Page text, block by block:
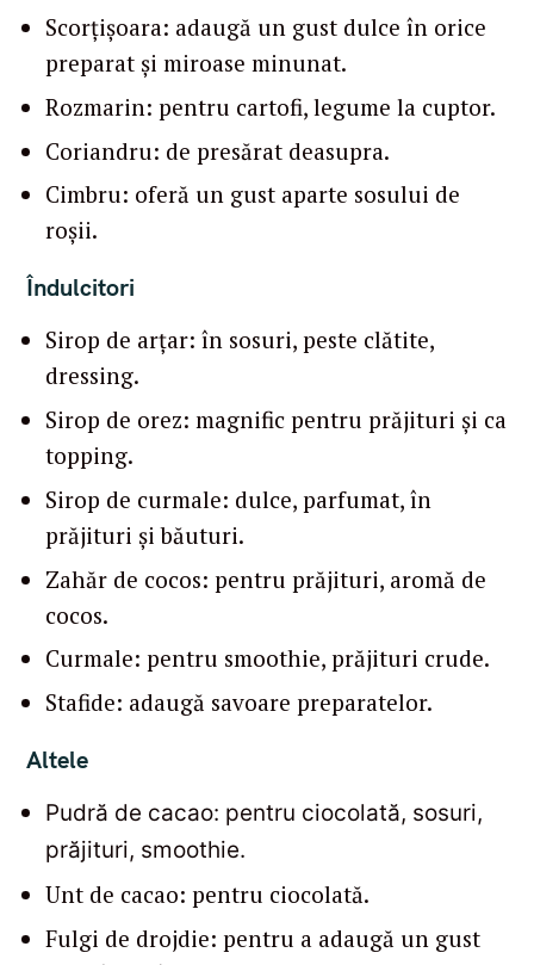
Scorțișoara: adaugă un gust dulce în orice
preparat și miroase minunat.
Rozmarin: pentru cartofi, legume la cuptor.
Coriandru: de presărat deasupra.
Cimbru: oferă un gust aparte sosului de
roșii.
Îndulcitori
Sirop de arțar: în sosuri, peste clătite,
dressing.
Sirop de orez: magnific pentru prăjituri și ca
topping.
Sirop de curmale: dulce, parfumat, în
prăjituri și băuturi.
Zahăr de cocos: pentru prăjituri, aromă de
cocos.
Curmale: pentru smoothie, prăjituri crude.
Stafide: adaugă savoare preparatelor.
Altele
Pudră de cacao: pentru ciocolată, sosuri,
prăjituri, smoothie.
Unt de cacao: pentru ciocolată.
Fulgi de drojdie: pentru a adaugă un gust